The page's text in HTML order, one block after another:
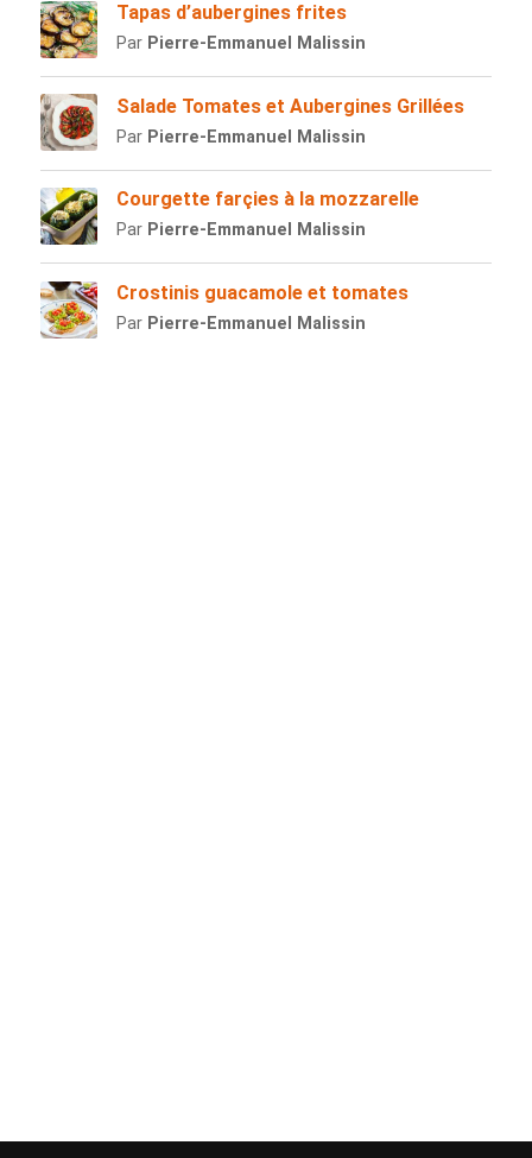
Tapas d’aubergines frites
Par Pierre-Emmanuel Malissin
Salade Tomates et Aubergines Grillées
Par Pierre-Emmanuel Malissin
Courgette farçies à la mozzarelle
Par Pierre-Emmanuel Malissin
Crostinis guacamole et tomates
Par Pierre-Emmanuel Malissin